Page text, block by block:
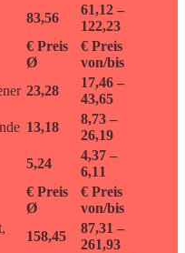
83,56
61,12 –
122,23
€ Preis
Ø
€ Preis
von/bis
23,28
17,46 –
43,65
13,18
8,73 –
26,19
5,24
4,37 –
6,11
€ Preis
Ø
€ Preis
von/bis
158,45
87,31 –
261,93